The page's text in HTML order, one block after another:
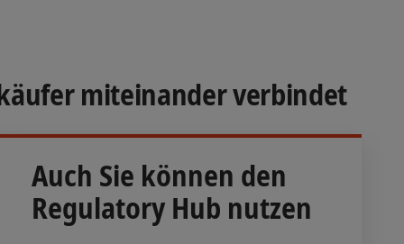
miteinander verbindet
Auch Sie können den
Regulatory Hub nutzen